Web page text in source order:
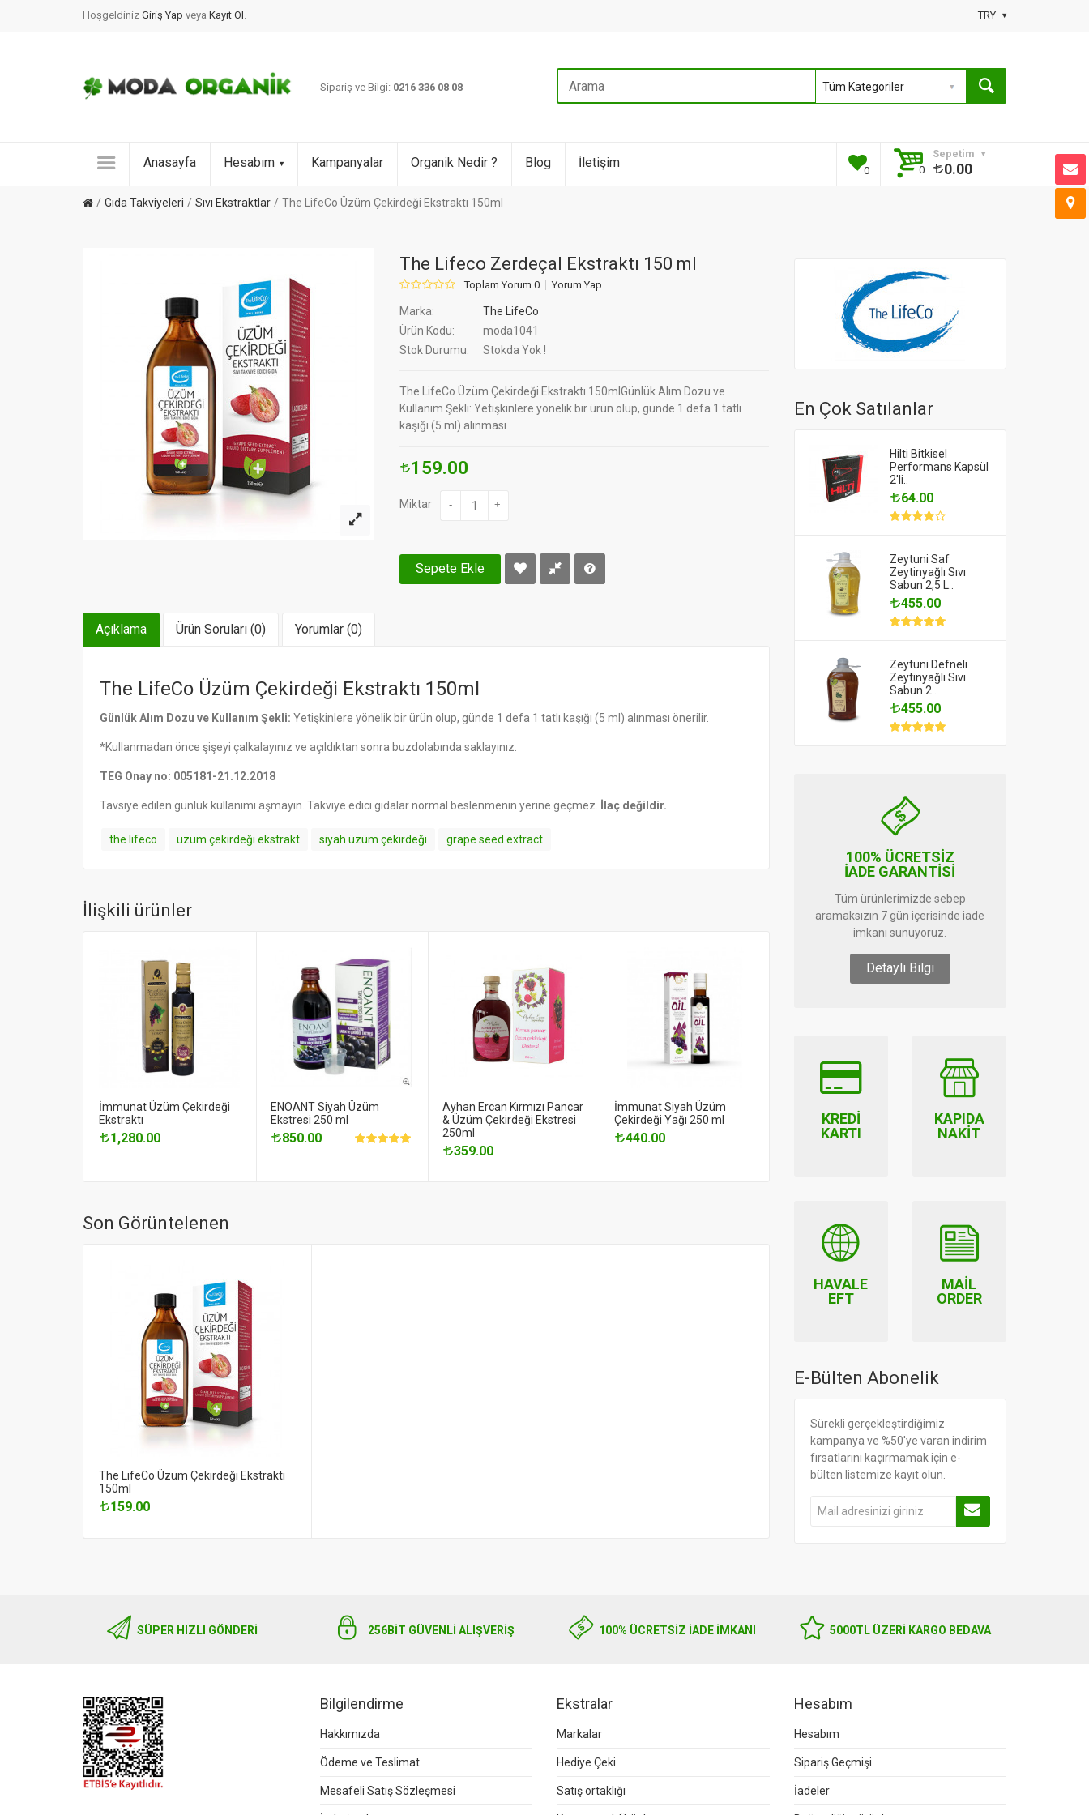
Hoşgeldiniz Giriş Yap veya Kayıt Ol . TRY
Sipariş ve Bilgi: 0216 336 08 08
Anasayfa Hesabım Kampanyalar Organik Nedir ? Blog İletişim
0
Sepetim
0
0.00
Gıda Takviyeleri Sıvı Ekstraktlar The LifeCo Üzüm Çekirdeği Ekstraktı 150ml
The Lifeco Zerdeçal Ekstraktı 150 ml
Toplam Yorum 0 Yorum Yap
Marka:
The LifeCo
Ürün Kodu:
moda1041
Stok Durumu:
Stokda Yok !
The LifeCo Üzüm Çekirdeği Ekstraktı 150mlGünlük Alım Dozu ve
Kullanım Şekli: Yetişkinlere yönelik bir ürün olup, günde 1 defa 1 tatlı
kaşığı (5 ml) alınması
159.00
Miktar - +
Sepete Ekle
Açıklama Ürün Soruları (0) Yorumlar (0)
The LifeCo Üzüm Çekirdeği Ekstraktı 150ml
Günlük Alım Dozu ve Kullanım Şekli: Yetişkinlere yönelik bir ürün olup, günde 1 defa 1 tatlı kaşığı (5 ml) alınması önerilir.
*Kullanmadan önce şişeyi çalkalayınız ve açıldıktan sonra buzdolabında saklayınız.
TEG Onay no: 005181-21.12.2018
Tavsiye edilen günlük kullanımı aşmayın. Takviye edici gıdalar normal beslenmenin yerine geçmez. İlaç değildir.
the lifeco üzüm çekirdeği ekstrakt siyah üzüm çekirdeği grape seed extract
İlişkili ürünler
İmmunat Üzüm Çekirdeği
Ekstraktı
1,280.00
ENOANT Siyah Üzüm
Ekstresi 250 ml
850.00
Ayhan Ercan Kırmızı Pancar
& Üzüm Çekirdeği Ekstresi
250ml
359.00
İmmunat Siyah Üzüm
Çekirdeği Yağı 250 ml
440.00
Son Görüntelenen
The LifeCo Üzüm Çekirdeği Ekstraktı
150ml
159.00
En Çok Satılanlar
Hilti Bitkisel
Performans Kapsül
2'li..
64.00
Zeytuni Saf
Zeytinyağlı Sıvı
Sabun 2,5 L..
455.00
Zeytuni Defneli
Zeytinyağlı Sıvı
Sabun 2..
455.00
100% ÜCRETSİZ
İADE GARANTİSİ
Tüm ürünlerimizde sebep
aramaksızın 7 gün içerisinde iade
imkanı sunuyoruz.
Detaylı Bilgi
KREDI
KARTI
KAPIDA
NAKIT
HAVALE
EFT
MAIL
ORDER
E-Bülten Abonelik
Sürekli gerçekleştirdiğimiz
kampanya ve %50'ye varan indirim
fırsatlarını kaçırmamak için e-
bülten listemize kayıt olun.
SÜPER HIZLI GÖNDERI 256BIT GÜVENLİ ALIŞVERİŞ 100% ÜCRETSİZ İADE İMKANI 5000TL ÜZERI KARGO BEDAVA
Bilgilendirme
Hakkımızda
Ödeme ve Teslimat
Mesafeli Satış Sözleşmesi
Ekstralar
Markalar
Hediye Çeki
Satış ortaklığı
Hesabım
Hesabım
Sipariş Geçmişi
İadeler